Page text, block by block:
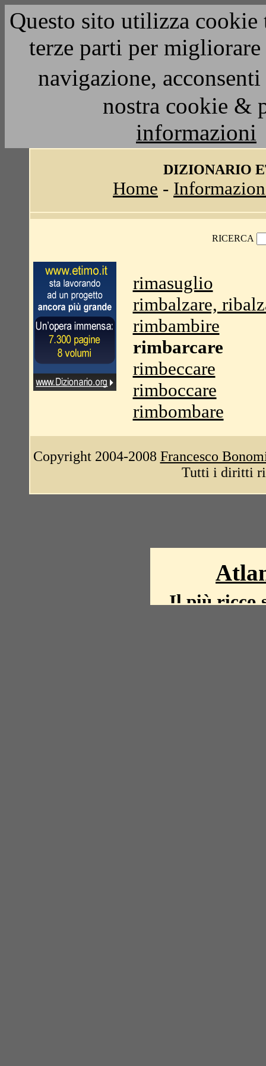
Questo sito utilizza
terze parti per
navigazione,
nostra cookie &
informazioni
DIZIONARIO
Home -
RICERCA
rimasuglio
rimbalzare,
rimbambire
rimbarcare
rimbeccare
rimboccare
rimbombare
Copyright 2004-2008 Francesco
Tutti i diritti
Il più ricco